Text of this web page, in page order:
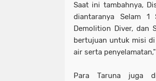
Saat ini tambahnya,
diantaranya Selam
Demolition Diver, dan
bertujuan untuk misi
air serta
Para Taruna juga